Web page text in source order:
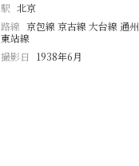
駅 北京
路線 京包線 京古線 大台線 通州
東站線
撮影日
1938年6月